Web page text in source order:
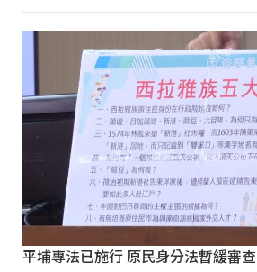
平埔專法已施行 原民身分法暫緩審查